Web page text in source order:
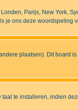
Parijs, New York,
je ons deze woordspeling
plaatsen). Dit board
te installeren, indien